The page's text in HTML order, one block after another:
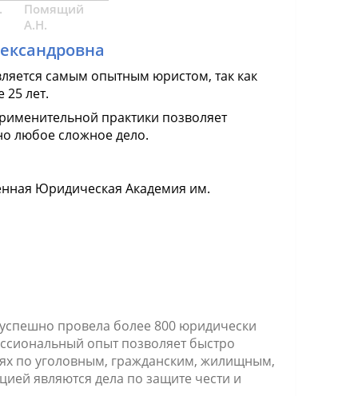
Помящий
А.Н.
самым опытным юристом, так как
лет.
практики позволяет
любое сложное дело.
Юридическая Академия им.
провела более 800 юридически
опыт позволяет быстро
по уголовным, гражданским, жилищным,
являются дела по защите чести и